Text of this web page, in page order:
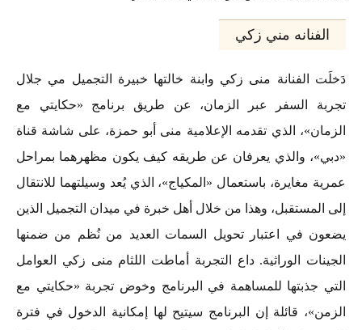
الفنانه مني زكي
دَخلَت الفنانة منى زكي وابنة خالتها خبيرة التجميل مي جلال
تجربة السفر عبر الزمان، عن طريق برنامج «حكايتي مع
الزمان»، الذي تقدمه الإعلامية منى أبو حمزة، على شاشة قناة
«دبي»، والذي يعرفان عن طريقه كيف يكون مظهرهما بمراحل
عمرية مغايرة، باستعمال «المكياج»، الذي يُعد وسيلتهما للانتقال
إلى المستقبل، وهذا من خلال أهل خبرة في ميدان التجميل الذين
يضعون في اعتبار تحويل السمات العديد من نُظم من ضمنها
الجينات الوراثية. داع التجربة أماطت اللثام منى زكي العوامل
التي جذبتها للمساهمة في البرنامج وخوض تجربة «حكايتي مع
الزمن»، قائلة إن البرنامج سيتيح لها إمكانية الدخول في فترة